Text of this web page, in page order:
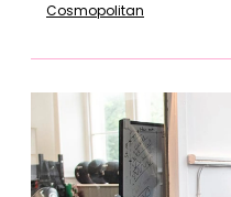
Cosmopolitan